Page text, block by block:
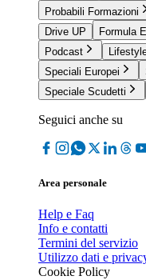
Probabili Formazioni
Drive UP
Formula E
Podcast
Speciali Europei
Speciale Scudetti
Seguici anche su
Area personale
Help e Faq
Info e contatti
Termini del servizio
Utilizzo dati e
Cookie Policy